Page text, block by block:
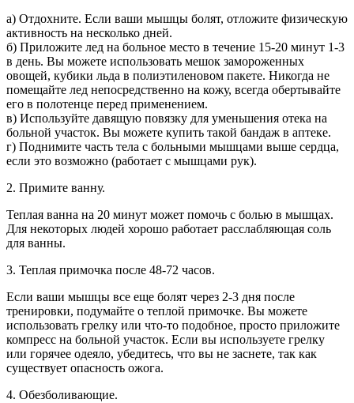
а) Отдохните. Если ваши мышцы болят, отложите физическую
активность на несколько дней.
б) Приложите лед на больное место в течение 15-20 минут 1-3
в день. Вы можете использовать мешок замороженных
овощей, кубики льда в полиэтиленовом пакете. Никогда не
помещайте лед непосредственно на кожу, всегда обертывайте
его в полотенце перед применением.
в) Используйте давящую повязку для уменьшения отека на
больной участок. Вы можете купить такой бандаж в аптеке.
г) Поднимите часть тела с больными мышцами выше сердца,
если это возможно (работает с мышцами рук).
2. Примите ванну.
Теплая ванна на 20 минут может помочь с болью в мышцах.
Для некоторых людей хорошо работает расслабляющая соль
для ванны.
3. Теплая примочка после 48-72 часов.
Если ваши мышцы все еще болят через 2-3 дня после
тренировки, подумайте о теплой примочке. Вы можете
использовать грелку или что-то подобное, просто приложите
компресс на больной участок. Если вы используете грелку
или горячее одеяло, убедитесь, что вы не заснете, так как
существует опасность ожога.
4. Обезболивающие.